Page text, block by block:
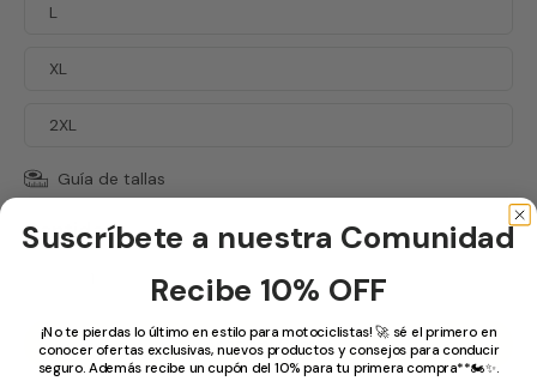
L
XL
2XL
Guía de tallas
Cantidad
Añadir al Carrito
Suscríbete a nuestra Comunidad
Recibe 10% OFF
¡No te pierdas lo último en estilo para motociclistas! 🚀 sé el primero en
conocer ofertas exclusivas, nuevos productos y consejos para conducir
seguro. Además recibe un cupón del 10% para tu primera compra**🏍️✨.